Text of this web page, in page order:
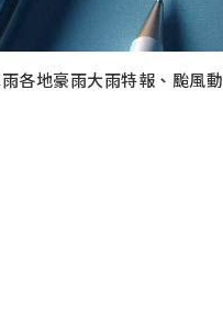
各地豪雨大雨特報、颱風動